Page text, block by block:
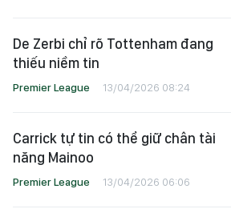
De Zerbi chỉ rõ Tottenham đang
thiếu niềm tin
Premier League 13/04/2026 08:24
Carrick tự tin có thể giữ chân tài
năng Mainoo
Premier League 13/04/2026 06:06